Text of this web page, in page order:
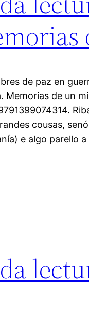
de paz en
Memorias de un
cousas,
e algo parello